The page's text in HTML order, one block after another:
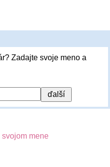
Zadajte svoje meno a
svojom mene